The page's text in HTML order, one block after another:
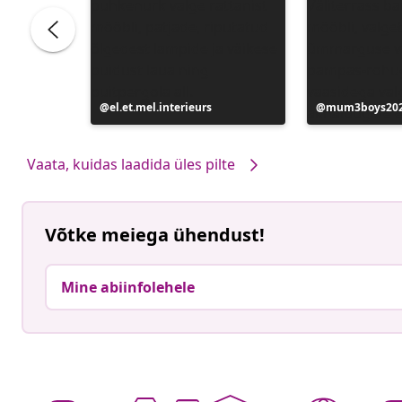
Postitus
avaldatud
el.et.mel.interieurs
Postitus
avaldatud
Vaata, kuidas laadida üles pilte
Võtke meiega ühendust!
Mine abiinfolehele